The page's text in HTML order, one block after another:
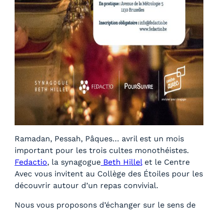
Ramadan, Pessah, Pâques… avril est un mois
important pour les trois cultes monothéistes.
Fedactio, la synagogue Beth Hillel et le Centre
Avec vous invitent au Collège des Étoiles pour les
découvrir autour d’un repas convivial.
Nous vous proposons d’échanger sur le sens de